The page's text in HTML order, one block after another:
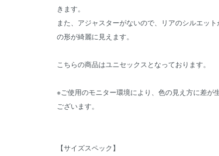
きます。
また、アジャスターがないので、リアのシルエッ
の形が綺麗に見えます。
こちらの商品はユニセックスとなっております。
※ご使用のモニター環境により、色の見え方に差が
ございます。
【サイズスペック】